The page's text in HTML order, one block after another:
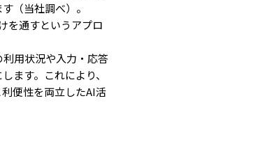
（当社調べ）。
を通すというアプロ
用状況や入力・応答
ます。これにより、
便性を両立したAI活